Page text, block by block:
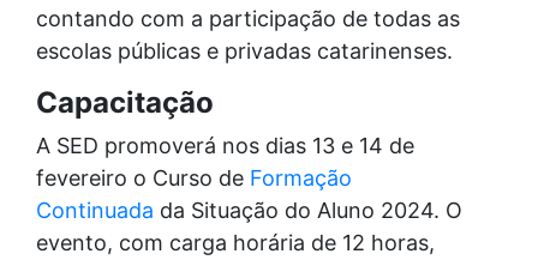
contando com a participação de todas as
escolas públicas e privadas catarinenses.
Capacitação
A SED promoverá nos dias 13 e 14 de
fevereiro o Curso de Formação
Continuada da Situação do Aluno 2024. O
evento, com carga horária de 12 horas,